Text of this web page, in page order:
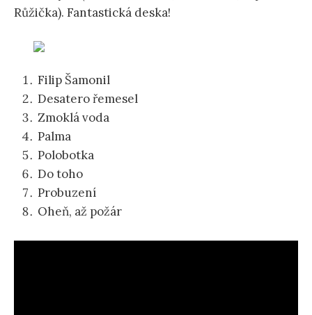
Růžička). Fantastická deska!
Filip Šamonil
Desatero řemesel
Zmoklá voda
Palma
Polobotka
Do toho
Probuzení
Oheň, až požár